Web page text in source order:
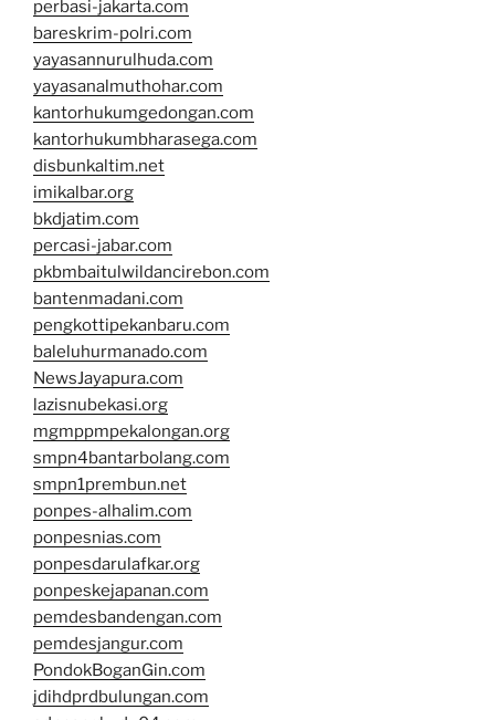
perbasi-jakarta.com
bareskrim-polri.com
yayasannurulhuda.com
yayasanalmuthohar.com
kantorhukumgedongan.com
kantorhukumbharasega.com
disbunkaltim.net
imikalbar.org
bkdjatim.com
percasi-jabar.com
pkbmbaitulwildancirebon.com
bantenmadani.com
pengkottipekanbaru.com
baleluhurmanado.com
NewsJayapura.com
lazisnubekasi.org
mgmppmpekalongan.org
smpn4bantarbolang.com
smpn1prembun.net
ponpes-alhalim.com
ponpesnias.com
ponpesdarulafkar.org
ponpeskejapanan.com
pemdesbandengan.com
pemdesjangur.com
PondokBoganGin.com
jdihdprdbulungan.com